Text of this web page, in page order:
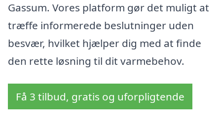
Gassum. Vores platform gør det muligt at
træffe informerede beslutninger uden
besvær, hvilket hjælper dig med at finde
den rette løsning til dit varmebehov.
Få 3 tilbud, gratis og uforpligtende